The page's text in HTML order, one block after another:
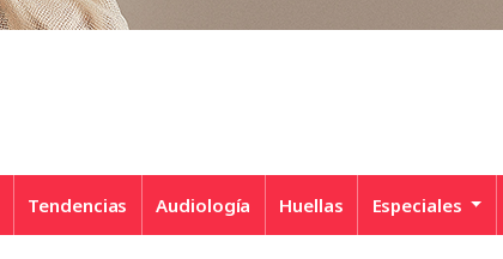
Tendencias Audiología Huellas Especiales